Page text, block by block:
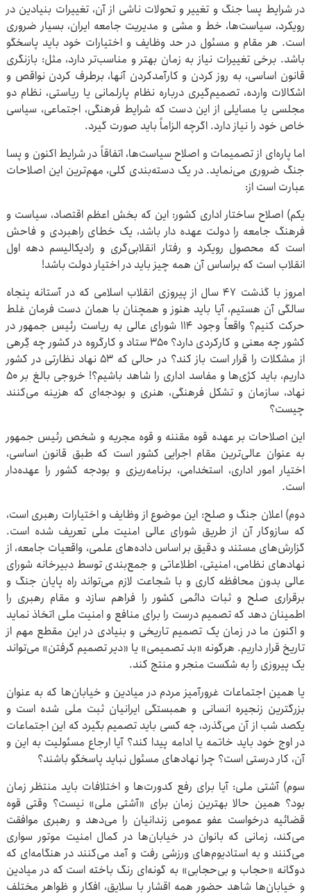
در شرایط پسا جنگ و تغییر و تحولات ناشی از آن، تغییرات بنیادین در
رویکرد، سیاست‌ها، خط و مشی و مدیریت جامعه ایران، بسیار ضروری
است. هر مقام و مسئول در حد وظایف و اختیارات خود باید پاسخگو
باشد. برخی تغییرات نیاز به زمان بهتر و مناسب‌تر دارد، مثل: بازنگری
قانون اساسی، به روز کردن و کارآمدکردن آنها، برطرف کردن نواقص و
اشکالات وارده، تصمیم‌گیری درباره نظام پارلمانی یا ریاستی، نظام دو
مجلسی یا مسایلی از این دست که شرایط فرهنگی، اجتماعی، سیاسی
خاص خود را نیاز دارد. اگرچه الزاماً باید صورت گیرد.
اما پاره‌ای از تصمیمات و اصلاح سیاست‌ها، اتفاقاً در شرایط اکنون و پسا
جنگ ضروری می‌نماید. در یک دسته‌بندی کلی، مهم‌ترین این اصلاحات
عبارت است از:
یکم) اصلاح ساختار اداری کشور: این که بخش اعظم اقتصاد، سیاست و
فرهنگ جامعه را دولت عهده دار باشد، یک خطای راهبردی و فاحش
است که محصول رویکرد و رفتار انقلابی‌گری و رادیکالیسم دهه اول
انقلاب است که براساس آن همه چیز باید در اختیار دولت باشد!
امروز با گذشت ۴۷ سال از پیروزی انقلاب اسلامی که در آستانه پنجاه
سالگی آن هستیم، آیا باید هنوز و همچنان با همان دست فرمان غلط
حرکت کنیم؟ واقعاً وجود ۱۱۴ شورای عالی به ریاست رئیس جمهور در
کشور چه معنی و کارکردی دارد؟ ۳۵۰ ستاد و کارگروه در کشور چه گِرهی
از مشکلات را قرار است باز کند؟ در حالی که ۵۳ نهاد نظارتی در کشور
داریم، باید کژی‌ها و مفاسد اداری را شاهد باشیم؟! خروجی بالغ بر ۵۰
نهاد، سازمان و تشکل فرهنگی، هنری و بودجه‌ای که هزینه می‌کنند
چیست؟
این اصلاحات بر عهده قوه مقننه و قوه مجریه و شخص رئیس جمهور
به عنوان عالی‌ترین مقام اجرایی کشور است که طبق قانون اساسی،
اختیار امور اداری، استخدامی، برنامه‌ریزی و بودجه کشور را عهده‌دار
است.
دوم) اعلان جنگ و صلح: این موضوع از وظایف و اختیارات رهبری است،
که سازوکار آن از طریق شورای عالی امنیت ملی تعریف شده است.
گزارش‌های مستند و دقیق بر اساس داده‌های علمی، واقعیات جامعه، از
نهادهای نظامی، امنیتی، اطلاعاتی و جمع‌بندی توسط دبیرخانه شورای
عالی بدون محافظه کاری و با شجاعت لازم می‌تواند راه پایان جنگ و
برقراری صلح و ثبات دائمی کشور را فراهم سازد و مقام رهبری را
اطمینان دهد که تصمیم درست را برای منافع و امنیت ملی اتخاذ نماید
و اکنون ما در زمان یک تصمیم تاریخی و بنیادی در این مقطع مهم از
تاریخ قرار داریم. هرگونه «بد تصمیمی» یا «دیر تصمیم گرفتن» می‌تواند
یک پیروزی را به شکست منجر و منتج کند.
یا همین اجتماعات غرورآمیز مردم در میادین و خیابان‌ها که به عنوان
بزرگترین زنجیره انسانی و همبستگی ایرانیان ثبت ملی شده است و
یکصد شب از آن می‌گذرد، چه کسی باید تصمیم بگیرد که این اجتماعات
در اوج خود باید خاتمه یا ادامه پیدا کند؟ آیا ارجاع مسئولیت به این و
آن، کار درستی است؟ چرا نهادهای مسئول نباید پاسخگو باشند؟
سوم) آشتی ملی: آیا برای رفع کدورت‌ها و اختلافات باید منتظر زمان
بود؟ همین حالا بهترین زمان برای «آشتی ملی» نیست؟ وقتی قوه
قضائیه درخواست عفو عمومی زندانیان را می‌دهد و رهبری موافقت
می‌کند، زمانی که بانوان در خیابان‌ها در کمال امنیت موتور سواری
می‌کنند و به استادیوم‌های ورزشی رفت و آمد می‌کنند در هنگامه‌ای که
دوگانه «حجاب و بی‌حجابی» به گونه‌ای رنگ باخته است که در میادین
و خیابان‌ها شاهد حضور همه اقشار با سلایق، افکار و ظواهر مختلف